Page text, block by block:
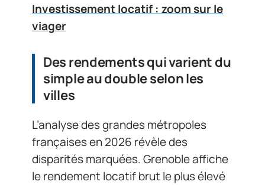
Investissement locatif : zoom sur le
viager
Des rendements qui varient du
simple au double selon les
villes
L’analyse des grandes métropoles
françaises en 2026 révèle des
disparités marquées. Grenoble affiche
le rendement locatif brut le plus élevé